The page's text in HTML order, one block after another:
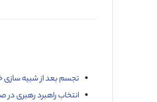
تجسم بعد از شبیه سازی
انتخاب راهبرد رهبری